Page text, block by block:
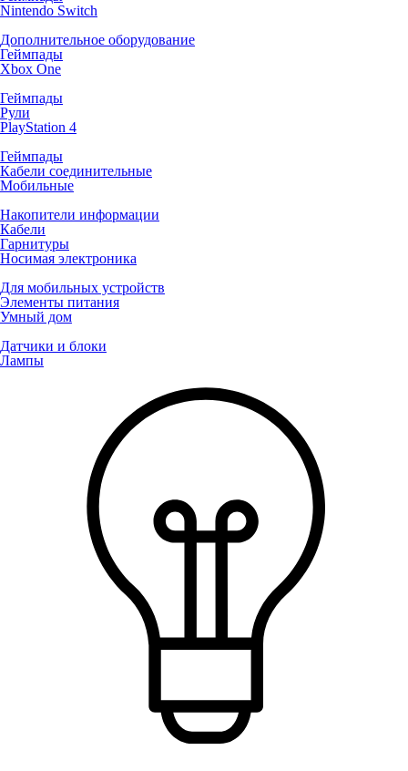
Nintendo Switch
Дополнительное оборудование
Геймпады
Xbox One
Геймпады
Рули
PlayStation 4
Геймпады
Кабели соединительные
Мобильные
Накопители информации
Кабели
Гарнитуры
Носимая электроника
Для мобильных устройств
Элементы питания
Умный дом
Датчики и блоки
Лампы